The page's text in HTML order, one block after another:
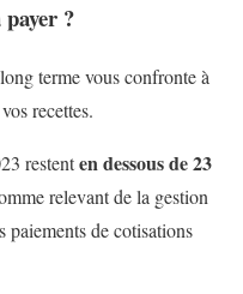
?
terme vous confronte à
recettes.
restenten dessous de 23
relevant de la gestion
paiements de cotisations